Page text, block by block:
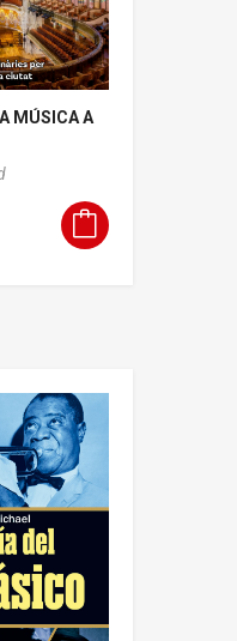
MÚSICA A